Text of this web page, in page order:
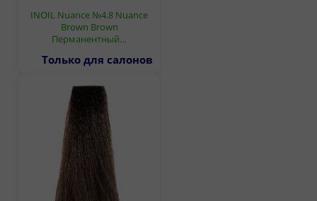
INOIL Nuance №4.8 Nuance
Brown Brown
Перманентный…
Только для салонов